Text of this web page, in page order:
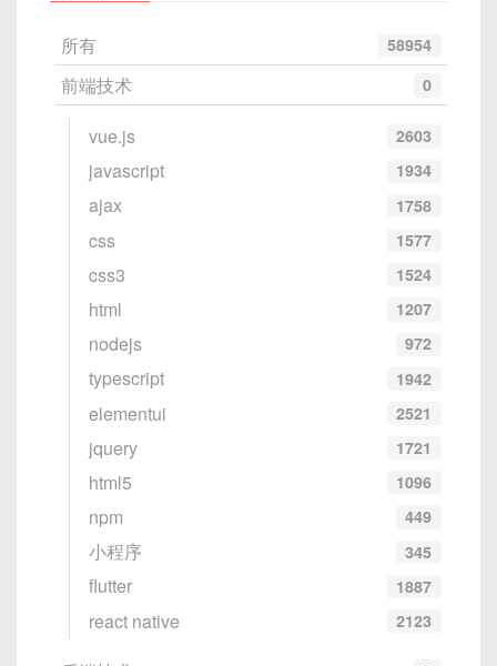
所有 58954
前端技术 0
vue.js 2603
javascript 1934
ajax 1758
css 1577
css3 1524
html 1207
nodejs 972
typescript 1942
elementui 2521
jquery 1721
html5 1096
npm 449
小程序 345
flutter 1887
react native 2123